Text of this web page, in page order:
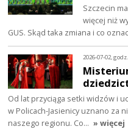
Szczecin
więcej niż
GUS. Skąd taka zmiana i co
2026-07-02,
Od lat przyciąga setki widzów i
w Policach-Jasienicy uznano za
naszego regionu. Co… » więcej